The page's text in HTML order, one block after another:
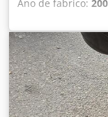
Ano de fabrico:
Cjdpfjzrtw Djx Ad
Caso não
connosco.